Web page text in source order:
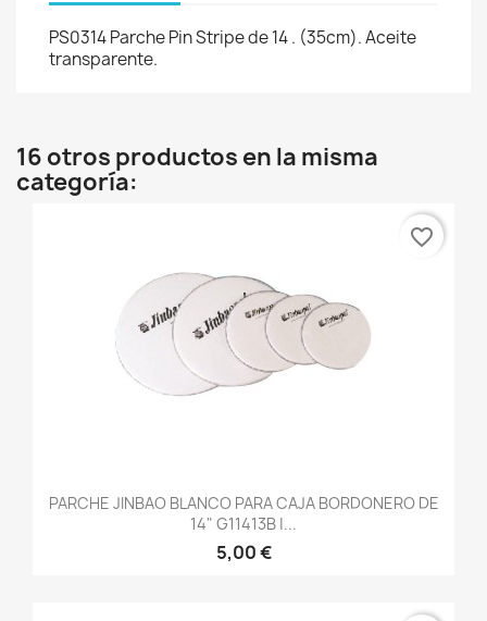
PS0314 Parche Pin Stripe de 14 . (35cm). Aceite
transparente.
16 otros productos en la misma
categoría:
PARCHE JINBAO BLANCO PARA CAJA BORDONERO DE
14" G11413B |...
5,00 €
favorite_border